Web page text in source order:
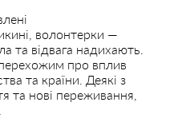
волонтерки —
та відвага надихають.
про вплив
та країни. Деякі з
та нові переживання,